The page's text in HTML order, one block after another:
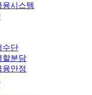
융시스템
수단
할분담
융안정